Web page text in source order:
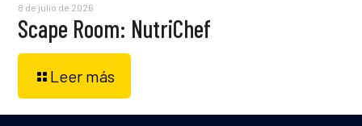
8 de julio de 2026
Scape Room: NutriChef
Leer más